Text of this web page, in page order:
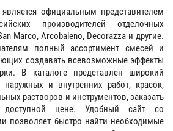
официальным представителем
производителей отделочных
Marco, Arcobaleno, Decorazza и другие.
полный ассортимент смесей и
создавать всевозможные эффекты
В каталоге представлен широкий
и внутренних работ, красок,
растворов и инструментов, заказать
цене. Удобный сайт со
позволяет быстро найти необходимые